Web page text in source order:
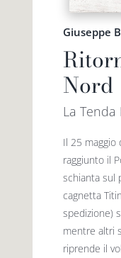
Giuseppe
Nord
La Tenda
Il 25 maggio
raggiunto il
schianta sul
cagnetta
spedizione)
mentre altri
riprende il